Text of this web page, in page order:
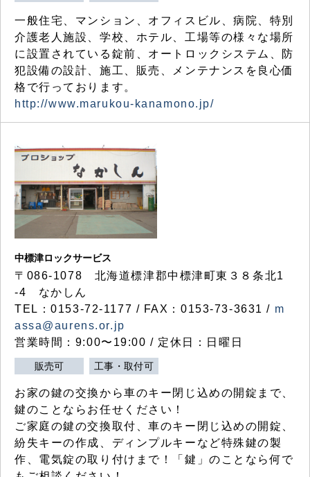
一般住宅、マンション、オフィスビル、病院、特別
介護老人施設、学校、ホテル、工場等の様々な場所
に設置されている錠前、オートロックシステム、防
犯設備の設計、施工、販売、メンテナンスを良心価
格で行っております。
http://www.marukou-kanamono.jp/
中標津ロックサービス
〒086-1078 北海道標津郡中標津町東３８条北1
-4 なかしん
TEL：0153-72-1177 / FAX：0153-73-3631 / m
assa@aurens.or.jp
営業時間：9:00〜19:00 / 定休日：日曜日
販売可 工事・取付可
お家の鍵の交換から車のキー閉じ込めの開錠まで、
鍵のことならお任せください！
ご家庭の鍵の交換取付、車のキー閉じ込めの開錠、
紛失キーの作成、ディンプルキーなど特殊鍵の製
作、電気錠の取り付けまで！「鍵」のことなら何で